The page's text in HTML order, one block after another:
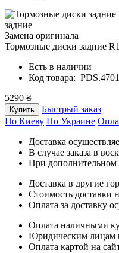
задние
Замена оригинала
Тормозные диски задние
Есть в наличии
Код товара:
5290 ₴
Купить
Быстрый заказ
По Киеву По Украине
Доставка
В случае заказа в
При дополнительном
Доставка в другие
Стоимость доставки
Оплата за доставку
Оплата наличными
Юридическим лицам и
Оплата картой на